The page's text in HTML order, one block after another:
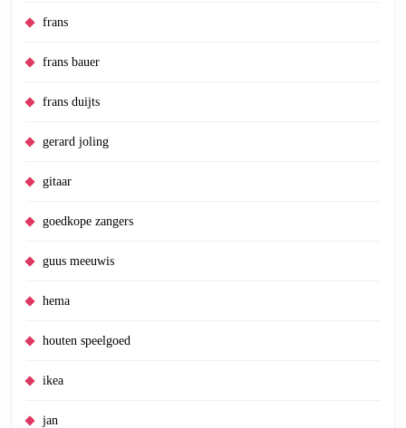
frans
frans bauer
frans duijts
gerard joling
gitaar
goedkope zangers
guus meeuwis
hema
houten speelgoed
ikea
jan